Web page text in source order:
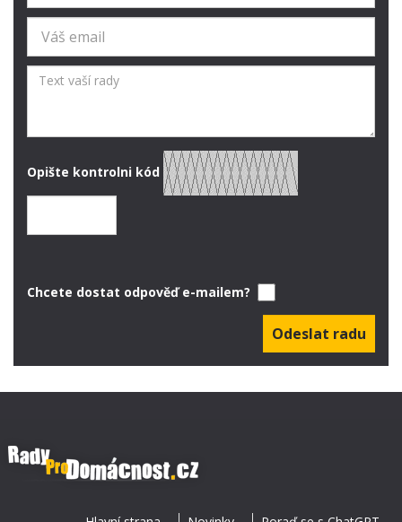
Opište kontrolni kód
Chcete dostat odpověď e-mailem?